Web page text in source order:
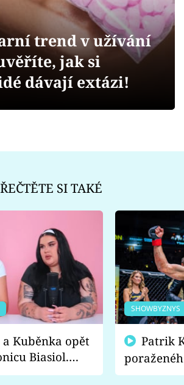
trend v užívání
jak si
dávají extázi!
SI TAKÉ
a Kuběnka opět
Biasiol.
falešná a
SHOWBYZNYS
fanoušci